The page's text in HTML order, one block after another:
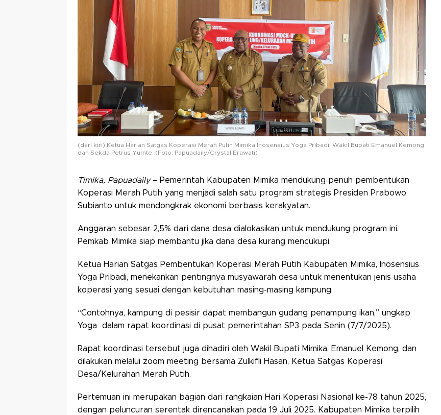
(dari kiri) Ketua Harian Satgas Koperasi Merah Putih Mimika Inosensius Yoga Pribadi, Wakil Bupati Emanuel Kemong
dan Sekda Petrus Yumte. (Foto: Papuadaily/Crystal Erawati)
Timika, Papuadaily– Pemerintah Kabupaten Mimika mendukung penuh pembentukan
Koperasi Merah Putih yang menjadi salah satu program strategis Presiden Prabowo
Subianto untuk mendongkrak ekonomi berbasis kerakyatan.
Anggaran sebesar 2,5% dari dana desa dialokasikan untuk mendukung program ini.
Pemkab Mimika siap membantu jika dana desa kurang mencukupi.
Ketua Harian Satgas Pembentukan Koperasi Merah Putih Kabupaten Mimika, Inosensius
Yoga Pribadi, menekankan pentingnya musyawarah desa untuk menentukan jenis usaha
koperasi yang sesuai dengan kebutuhan masing-masing kampung.
“Contohnya, kampung di pesisir dapat membangun gudang penampung ikan,” ungkap
Yoga dalam rapat koordinasi di pusat pemerintahan SP3 pada Senin (7/7/2025).
Rapat koordinasi tersebut juga dihadiri oleh Wakil Bupati Mimika, Emanuel Kemong, dan
dilakukan melalui zoom meeting bersama Zulkifli Hasan, Ketua Satgas Koperasi
Desa/Kelurahan Merah Putih.
Pertemuan ini merupakan bagian dari rangkaian Hari Koperasi Nasional ke-78 tahun 2025,
dengan peluncuran serentak direncanakan pada 19 Juli 2025. Kabupaten Mimika terpilih